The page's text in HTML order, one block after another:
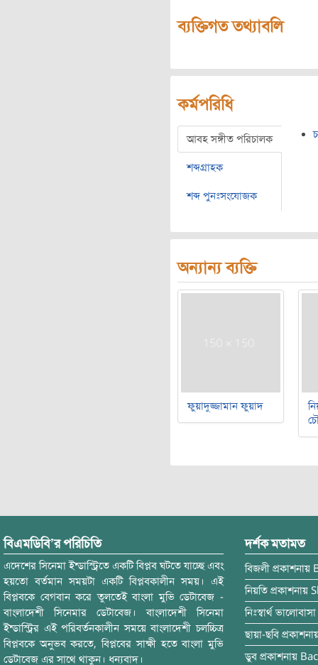
ব্যক্তিগত তথ্যাবলি
কর্মপরিধি
আবহ সঙ্গীত পরিচালক
শব্দগ্রাহক
শব্দ পুনঃসংযোজক
অন্যান্য ব্যক্তি
ফুয়াদুজ্জামান ফুয়াদ
বিএমডিবি’র পরিচিতি
এদেশের সিনেমা ইন্ডাস্ট্রিতে একটি বিপ্লব ঘটতে যাচ্ছে এবং
হয়তো বর্তমান সময়টা একটি বিপ্লবকালীন সময়। এই
বিপ্লবকে বেগবান করে তুলতেই বাংলা মুভি ডেটাবেজ -
বাংলাদেশী সিনেমার ডেটাবেজ। বাংলাদেশী সিনেমা
ইন্ডাস্ট্রির এই পরিবর্তনকালীন সময়ে বাংলাদেশী চলচ্চিত্র
বিপ্লবকে অনুভব করতে, বিপ্লবের সাক্ষী হতে বাংলা মুভি
ডেটাবেজ এর সাথে থাকুন। ধন্যবাদ।
দর্শক মতামত
বিজলী প্রকাশনায়
নিয়তি প্রকাশনায়
নিঃস্বার্থ ভালোবাসা
ছায়া-ছবি
ডুব প্রকাশনায়